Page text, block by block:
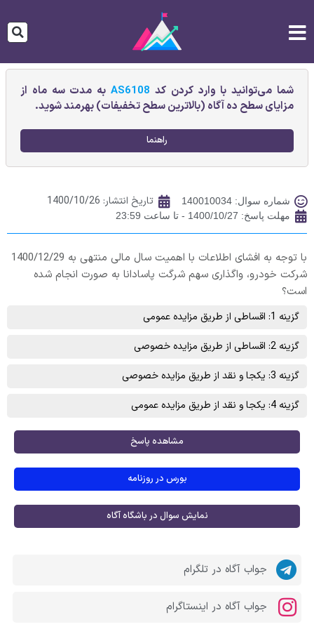
شما می‌توانید با وارد کردن کد AS6108به مدت سه ماه از
مزایای سطح ده آگاه (بالاترین سطح تخفیفات) بهرمند شوید.
راهنما
شماره سوال: 140010034 تاریخ انتشار: 1400/10/26
مهلت پاسخ: 1400/10/27 - تا ساعت 23:59
با توجه به افشای اطلاعات با اهمیت سال مالی منتهی به 1400/12/29
شرکت خودرو، واگذاری سهم شرگت پاسادانا به صورت انجام شده
است؟
گزینه 1: اقساطی از طریق مزایده عمومی
گزینه 2: اقساطی از طریق مزایده خصوصی
گزینه 3: یکجا و نقد از طریق مزایده خصوصی
گزینه 4: یکجا و نقد از طریق مزایده عمومی
مشاهده پاسخ
بورس در روزنامه
نمایش سوال در باشگاه آگاه
جواب آگاه در تلگرام
جواب آگاه در اینستاگرام